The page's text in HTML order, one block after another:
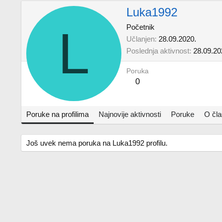
L
Luka1992
Početnik
Učlanjen 28.09.2020.
Poslednja aktivnost
Poruka
0
Poruke na profilima Najnovije aktivnosti Poruke O
Još uvek nema poruka na Luka1992 profilu.